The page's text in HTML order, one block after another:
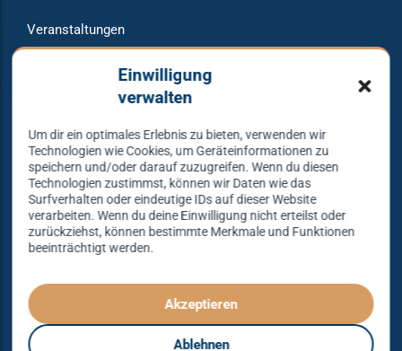
Einwilligung
verwalten
Um dir ein optimales Erlebnis zu bieten, verwenden wir
Technologien wie Cookies, um Geräteinformationen zu
speichern und/oder darauf zuzugreifen. Wenn du diesen
Technologien zustimmst, können wir Daten wie das
Surfverhalten oder eindeutige IDs auf dieser Website
verarbeiten. Wenn du deine Einwilligung nicht erteilst oder
zurückziehst, können bestimmte Merkmale und Funktionen
beeinträchtigt werden.
Akzeptieren
Ablehnen
Veranstaltungen
Raumvermietung
Warum bei uns tanzen?
Lass dich begeistern und probier es aus – Tanzen lernen
mit unserem Erfolgskonzept.
Spielend leicht und mit viel Spaß!
Denn Tanzen kann jeder lernen – mit dem richtigen
Konzept sogar ganz einfach – das gibt es nur bei
Tanzkonzept Erfurt.